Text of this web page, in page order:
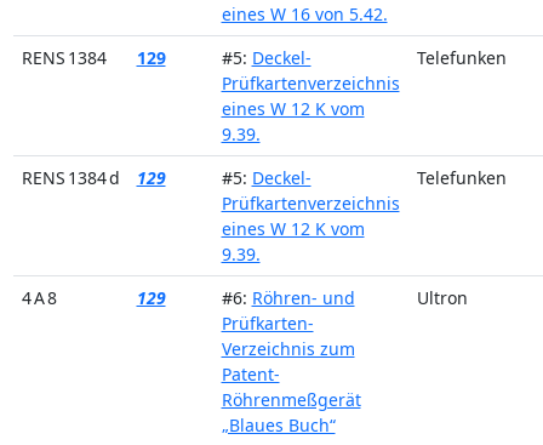
eines W 16 von 5.42.
RENS 1384
129 #5: Deckel-
Prüfkartenverzeichnis
eines W 12 K vom
9.39.
Telefunken
RENS 1384 d 129 #5: Deckel-
Prüfkartenverzeichnis
eines W 12 K vom
9.39.
Telefunken
4 A 8 129 #6: Röhren- und
Prüfkarten-
Verzeichnis zum
Patent-
Röhrenmeßgerät
„Blaues Buch“
Ultron